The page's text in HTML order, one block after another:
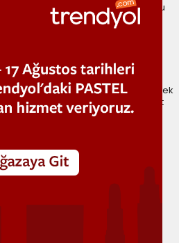
yayılır ve gün boyu konforlu
camsı parlak bitiş, dudaklara
vanilya aroması ise uygulama
deneyim sağlar.
tonunu net şekilde yansıtırken; esnek
ürün dudağa tek hamlede eşit
daha yoğun uygulamalar için
iki favori rengi tek sette
farklı dudak görünümleri